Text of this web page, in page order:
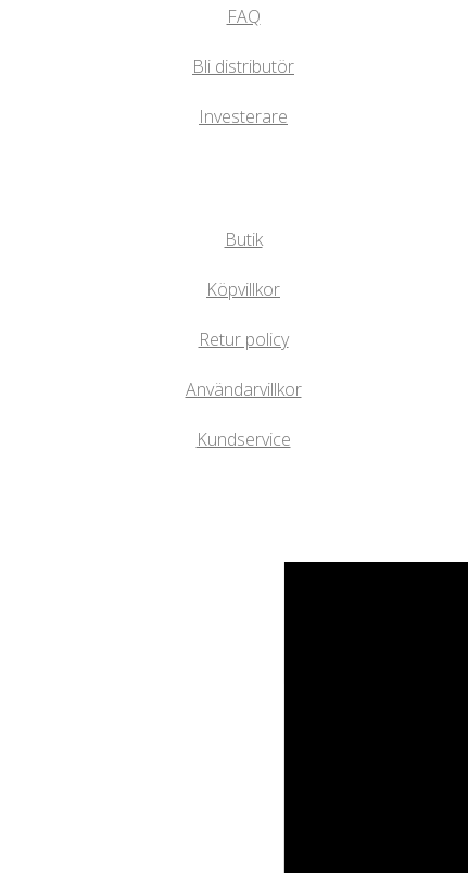
FAQ
Bli distributör
Investerare
Butik
Köpvillkor
Retur policy
Användarvillkor
Kundservice